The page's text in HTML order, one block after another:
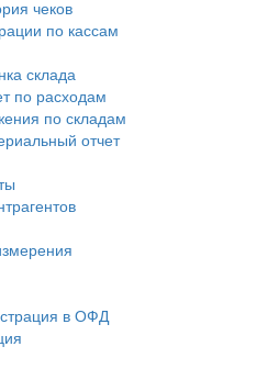
чеков
по кассам
склада
по расходам
по складам
отчет
в ОФД